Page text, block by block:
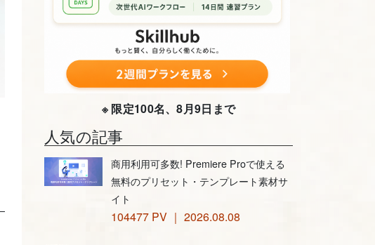
※ 限定100名、8月9日まで
人気の記事
商用利用可多数! Premiere Proで使える
無料のプリセット・テンプレート素材サ
イト
104477 PV ｜ 2026.08.08